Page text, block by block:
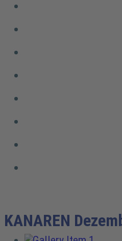
KANAREN